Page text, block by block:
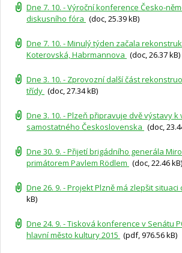
Dne 7. 10. - Výroční konference Česko-
diskusního fóra (doc, 25.39 kB)
Dne 7. 10. - Minulý týden začala
Koterovská, Habrmannova (doc, 26.37 kB)
Dne 3. 10. - Zprovozní další část
třídy (doc, 27.34 kB)
Dne 3. 10. - Plzeň připravuje dvě výstavy
samostatného Československa (doc,
Dne 30. 9. - Přijetí brigádního generála
primátorem Pavlem Rödlem (doc, 22.46 kB)
Dne 26. 9. - Projekt Plzně má zlepšit situaci
kB)
Dne 24. 9. - Tisková konference v Senátu
hlavní město kultury 2015 (pdf, 976.56 kB)